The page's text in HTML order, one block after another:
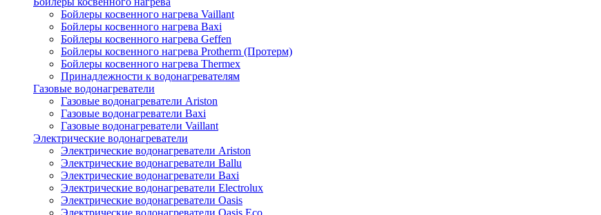
Бойлеры косвенного нагрева Vaillant
Бойлеры косвенного нагрева Baxi
Бойлеры косвенного нагрева Geffen
Бойлеры косвенного нагрева Protherm (Протерм)
Бойлеры косвенного нагрева Thermex
Принадлежности к водонагревателям
Газовые водонагреватели
Газовые водонагреватели Ariston
Газовые водонагреватели Baxi
Газовые водонагреватели Vaillant
Электрические водонагреватели
Электрические водонагреватели Ariston
Электрические водонагреватели Ballu
Электрические водонагреватели Baxi
Электрические водонагреватели Electrolux
Электрические водонагреватели Oasis
Электрические водонагреватели Oasis Eco